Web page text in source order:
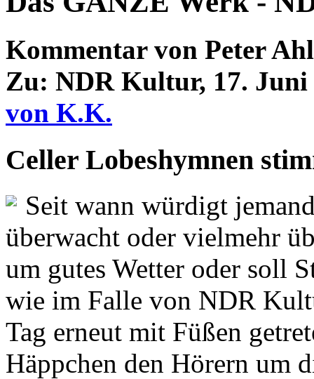
Kommentar von Peter
Zu: NDR Kultur, 17. Juni
von K.K.
Celler Lobeshymnen
Seit wann würdigt
überwacht oder vielmehr
um gutes Wetter oder soll
wie im Falle von NDR
Tag erneut mit Füßen
Häppchen den Hörern um